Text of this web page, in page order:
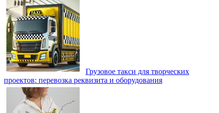
Грузовое такси для творческих
проектов: перевозка реквизита и оборудования